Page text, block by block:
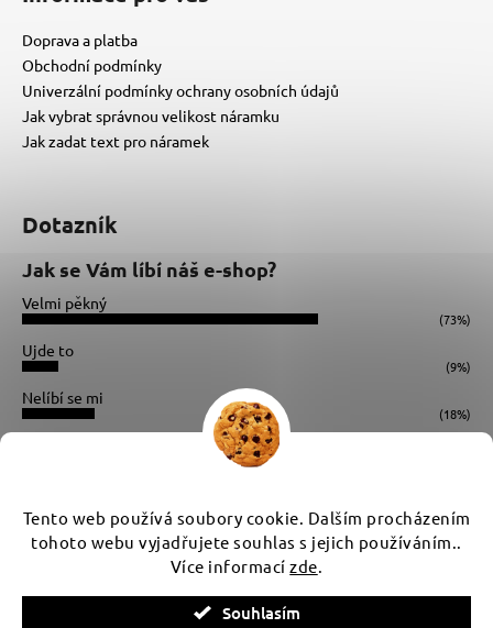
Tento web používá soubory cookie. Dalším procházením
tohoto webu vyjadřujete souhlas s jejich používáním..
Více informacízde.
Souhlasím
Doprava a platba
Obchodní podmínky
Univerzální podmínky ochrany osobních údajů
Jak vybrat správnou velikost náramku
Jak zadat text pro náramek
Dotazník
Jak se Vám líbí náš e-shop?
Velmi pěkný
(73%)
Ujde to
(9%)
Nelíbí se mi
(18%)
Instagram
WUX. Všechna práva vyhrazena.